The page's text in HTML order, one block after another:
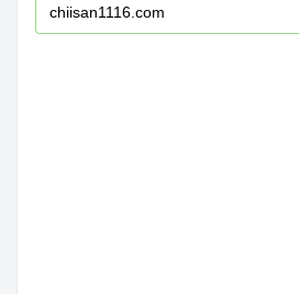
chiisan1116.com